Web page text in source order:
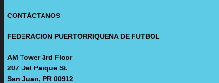
CONTÁCTANOS
FEDERACIÓN PUERTORRIQUEÑA DE FÚTBOL
AM Tower 3rd Floor
207 Del Parque St.
San Juan, PR 00912